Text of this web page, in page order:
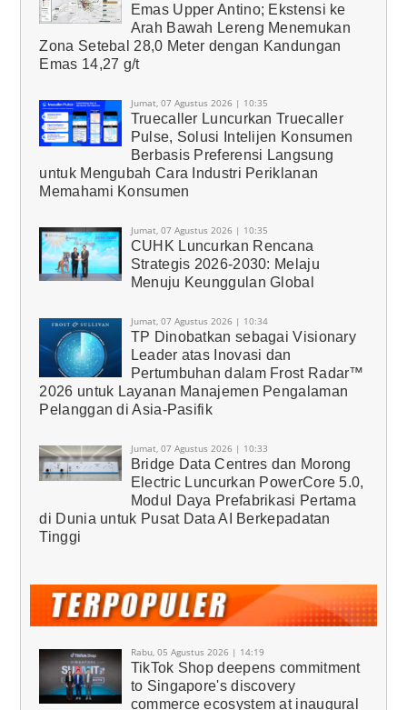
Emas Upper Antino; Ekstensi ke
Arah Bawah Lereng Menemukan
Zona Setebal 28,0 Meter dengan Kandungan
Emas 14,27 g/t
Jumat, 07 Agustus 2026 | 10:35
Truecaller Luncurkan Truecaller
Pulse, Solusi Intelijen Konsumen
Berbasis Preferensi Langsung
untuk Mengubah Cara Industri Periklanan
Memahami Konsumen
Jumat, 07 Agustus 2026 | 10:35
CUHK Luncurkan Rencana
Strategis 2026-2030: Melaju
Menuju Keunggulan Global
Jumat, 07 Agustus 2026 | 10:34
TP Dinobatkan sebagai Visionary
Leader atas Inovasi dan
Pertumbuhan dalam Frost Radar™
2026 untuk Layanan Manajemen Pengalaman
Pelanggan di Asia-Pasifik
Jumat, 07 Agustus 2026 | 10:33
Bridge Data Centres dan Morong
Electric Luncurkan PowerCore 5.0,
Modul Daya Prefabrikasi Pertama
di Dunia untuk Pusat Data AI Berkepadatan
Tinggi
Rabu, 05 Agustus 2026 | 14:19
TikTok Shop deepens commitment
to Singapore's discovery
commerce ecosystem at inaugural